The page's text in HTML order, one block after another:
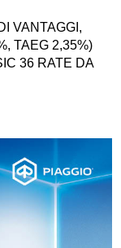
VANTAGGI,
TAEG 2,35%)
36 RATE DA